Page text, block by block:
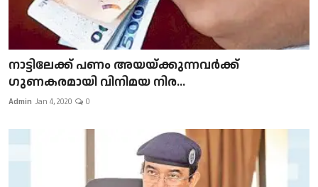
നാട്ടിലേക്ക് പണം അയയ്ക്കുന്നവർക്ക്
ഗുണകരമായി വിനിമയ നിര...
Admin Jan 4, 2020 0